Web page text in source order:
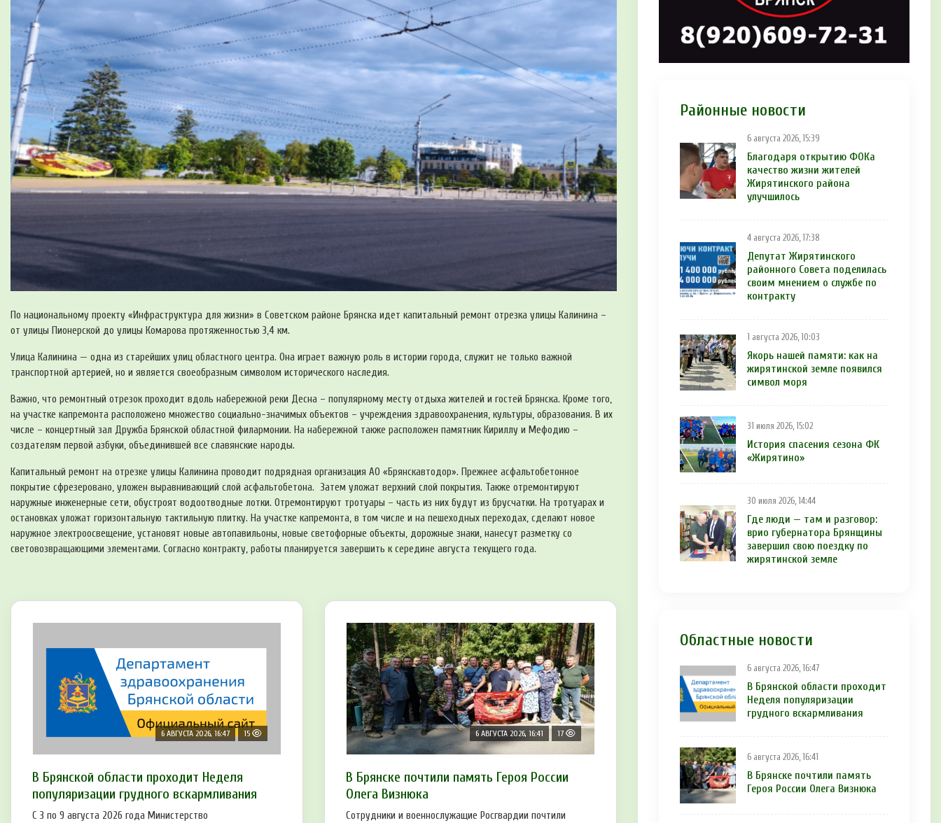
По национальному проекту «Инфраструктура для жизни» в Советском районе Брянска идет капитальный ремонт отрезка улицы Калинина –
от улицы Пионерской до улицы Комарова протяженностью 3,4 км.
Улица Калинина — одна из старейших улиц областного центра. Она играет важную роль в истории города, служит не только важной
транспортной артерией, но и является своеобразным символом исторического наследия.
Важно, что ремонтный отрезок проходит вдоль набережной реки Десна – популярному месту отдыха жителей и гостей Брянска. Кроме того,
на участке капремонта расположено множество социально-значимых объектов – учреждения здравоохранения, культуры, образования. В их
числе – концертный зал Дружба Брянской областной филармонии. На набережной также расположен памятник Кириллу и Мефодию –
создателям первой азбуки, объединившей все славянские народы.
Капитальный ремонт на отрезке улицы Калинина проводит подрядная организация АО «Брянскавтодор». Прежнее асфальтобетонное
покрытие сфрезеровано, уложен выравнивающий слой асфальтобетона. Затем уложат верхний слой покрытия. Также отремонтируют
наружные инженерные сети, обустроят водоотводные лотки. Отремонтируют тротуары – часть из них будут из брусчатки. На тротуарах и
остановках уложат горизонтальную тактильную плитку. На участке капремонта, в том числе и на пешеходных переходах, сделают новое
наружное электроосвещение, установят новые автопавильоны, новые светофорные объекты, дорожные знаки, нанесут разметку со
световозвращающими элементами. Согласно контракту, работы планируется завершить к середине августа текущего года.
6 АВГУСТА 2026, 16:47 15
В Брянской области проходит Неделя
популяризации грудного вскармливания
С 3 по 9 августа 2026 года Министерство
6 АВГУСТА 2026, 16:41 17
В Брянске почтили память Героя России
Олега Визнюка
Сотрудники и военнослужащие Росгвардии почтили
Районные новости
6 августа 2026, 15:39
Благодаря открытию ФОКа
качество жизни жителей
Жирятинского района
улучшилось
4 августа 2026, 17:38
Депутат Жирятинского
районного Совета поделилась
своим мнением о службе по
контракту
1 августа 2026, 10:03
Якорь нашей памяти: как на
жирятинской земле появился
символ моря
31 июля 2026, 15:02
История спасения сезона ФК
«Жирятино»
30 июля 2026, 14:44
Где люди — там и разговор:
врио губернатора Брянщины
завершил свою поездку по
жирятинской земле
Областные новости
6 августа 2026, 16:47
В Брянской области проходит
Неделя популяризации
грудного вскармливания
6 августа 2026, 16:41
В Брянске почтили память
Героя России Олега Визнюка